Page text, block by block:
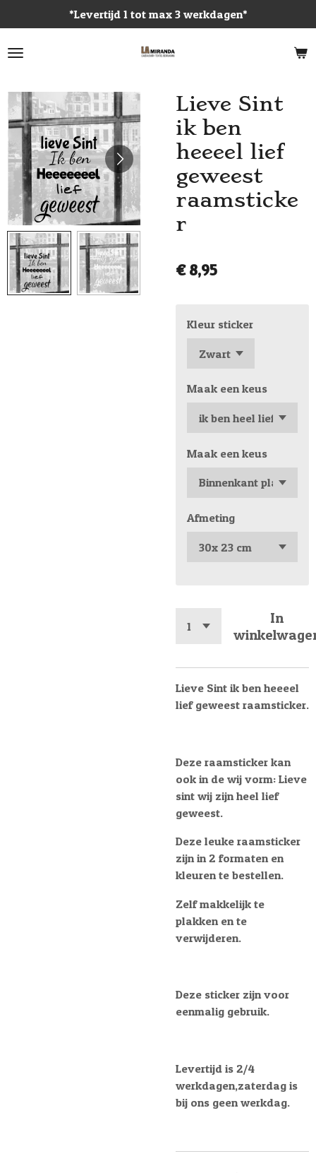
direct
naar
*Levertijd 1 tot max 3 werkdagen*
Lieve Sint
ik ben
heeeel lief
geweest
raamsticke
r
€ 8,95
Kleur sticker
Maak een keus
Maak een keus
Afmeting
In
Lieve Sint ik ben heeeel
lief geweest raamsticker.
Deze raamsticker kan
ook in de wij vorm: Lieve
sint wij zijn heel lief
geweest.
Deze leuke raamsticker
zijn in 2 formaten en
kleuren te bestellen.
Zelf makkelijk te
plakken en te
verwijderen.
Deze sticker zijn voor
eenmalig gebruik.
Levertijd is 2/4
werkdagen,zaterdag is
bij ons geen werkdag.